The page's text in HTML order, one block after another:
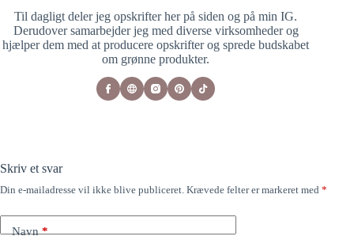
Til dagligt deler jeg opskrifter her på siden og på min IG.
Derudover samarbejder jeg med diverse virksomheder og
hjælper dem med at producere opskrifter og sprede budskabet
om grønne produkter.
Skriv et svar
Din e-mailadresse vil ikke blive publiceret. Krævede felter er markeret med *
Navn*